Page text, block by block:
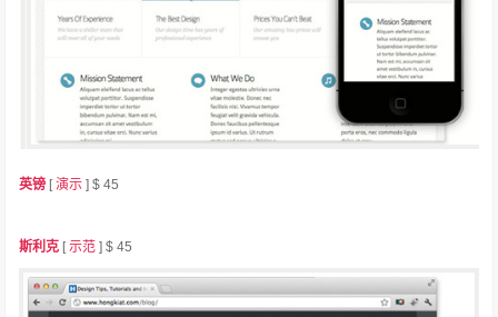
英镑 [演示 ] $ 45
斯利克 [示范 ] $ 45